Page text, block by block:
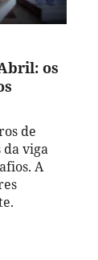
os
de
viga
A